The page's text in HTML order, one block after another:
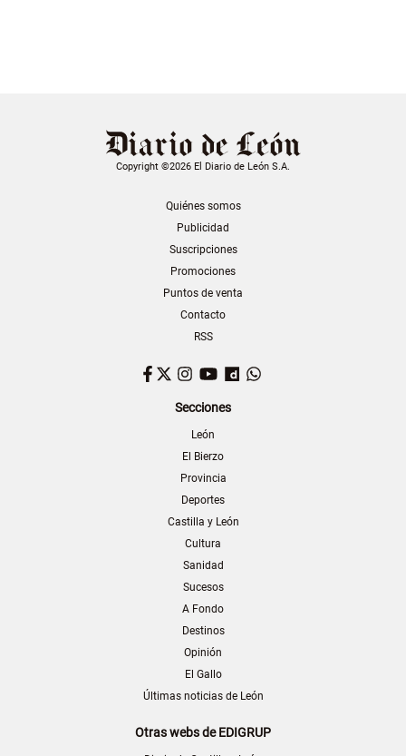
Copyright ©2026 El Diario de León S.A.
Quiénes somos
Publicidad
Suscripciones
Promociones
Puntos de venta
Contacto
RSS
Facebook
TwitterInstagram
YouTubeDailymotion
Secciones
León
El Bierzo
Provincia
Deportes
Castilla y León
Cultura
Sanidad
Sucesos
A Fondo
Destinos
Opinión
El Gallo
Últimas noticias de León
Otras webs de EDIGRUP